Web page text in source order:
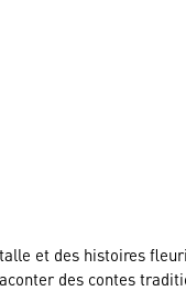
et des histoires
des contes